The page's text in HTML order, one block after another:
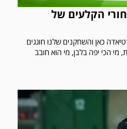
הקלעים של
כאן והשחקנים שלנו חוגגים
מי הכי יפה בלבן, מי הוא חובב